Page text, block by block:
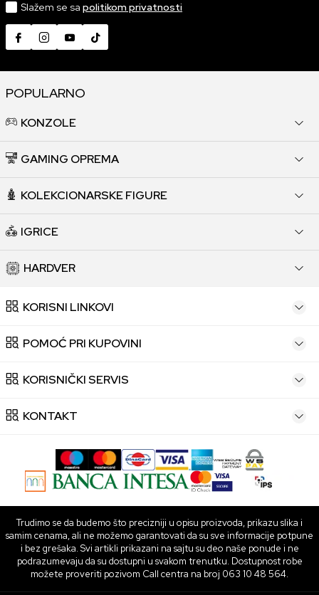
Slažem se sa politikom privatnosti
POPULARNO
KONZOLE
GAMING OPREMA
KOLEKCIONARSKE FIGURE
IGRICE
HARDVER
KORISNI LINKOVI
POMOĆ PRI KUPOVINI
KORISNIČKI SERVIS
KONTAKT
Trudimo se da budemo što precizniji u opisu proizvoda, prikazu slika i
samim cenama, ali ne možemo garantovati da su sve informacije potpune
i bez grešaka. Svi artikli prikazani na sajtu su deo naše ponude i ne
podrazumevaju da su dostupni u svakom trenutku. Dostupnost robe
možete proveriti pozivom Call centra na broj 063 10 48 564.